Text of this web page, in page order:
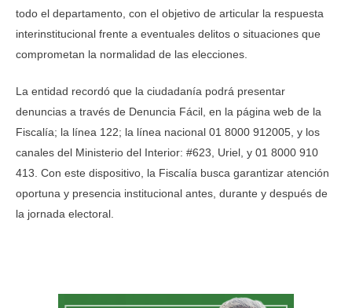
todo el departamento, con el objetivo de articular la respuesta
interinstitucional frente a eventuales delitos o situaciones que
comprometan la normalidad de las elecciones.
La entidad recordó que la ciudadanía podrá presentar
denuncias a través de Denuncia Fácil, en la página web de la
Fiscalía; la línea 122; la línea nacional 01 8000 912005, y los
canales del Ministerio del Interior: #623, Uriel, y 01 8000 910
413. Con este dispositivo, la Fiscalía busca garantizar atención
oportuna y presencia institucional antes, durante y después de
la jornada electoral.